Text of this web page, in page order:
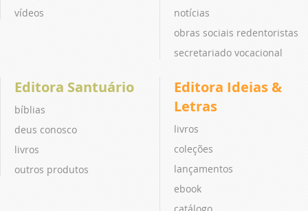
vídeos
notícias
obras sociais redentoristas
secretariado vocacional
Editora Santuário
bíblias
deus conosco
livros
outros produtos
Editora Ideias &
Letras
livros
coleções
lançamentos
ebook
catálogo